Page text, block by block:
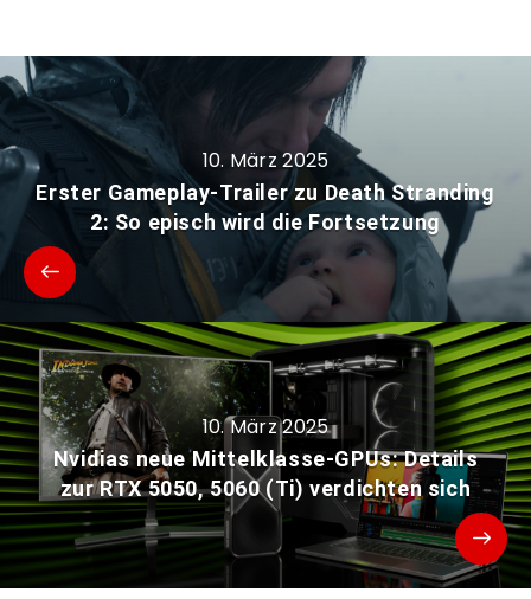
10. März 2025
Erster Gameplay-Trailer zu Death Stranding
2: So episch wird die Fortsetzung
10. März 2025
Nvidias neue Mittelklasse-GPUs: Details
zur RTX 5050, 5060 (Ti) verdichten sich